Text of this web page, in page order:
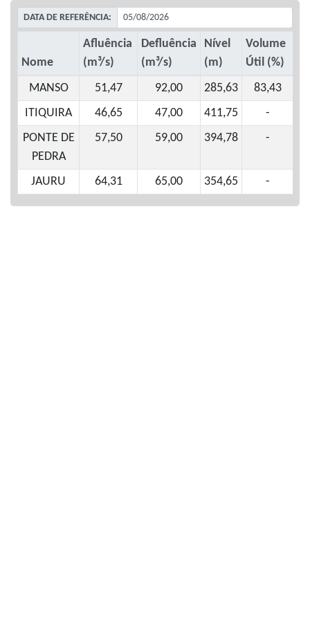
DATA DE REFERÊNCIA:
Nome
Afluência
(m³/s)
Defluência
(m³/s)
Nível
(m)
Volume
Útil (%)
MANSO
51,47 92,00 285,63
83,43
ITIQUIRA
46,65 47,00 411,75
-
PONTE DE
PEDRA
57,50 59,00 394,78 -
JAURU 64,31 65,00 354,65 -